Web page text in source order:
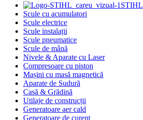
STIHL
Scule cu acumulatori
Scule electrice
Scule instalații
Scule pneumatice
Scule de mână
Nivele & Aparate cu Laser
Compresoare cu piston
Mașini cu masă magnetică
Aparate de Sudură
Casă & Grădină
Utilaje de construcții
Generatoare aer cald
Generatoare de curent